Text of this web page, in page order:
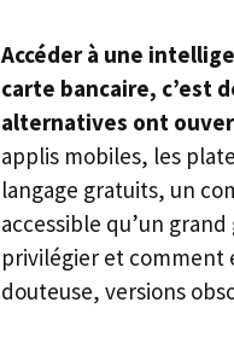
Accéder à une
carte bancaire, c’est
alternatives ont
applis mobiles, les
langage gratuits, un
accessible qu’un
privilégier et comment
douteuse, versions